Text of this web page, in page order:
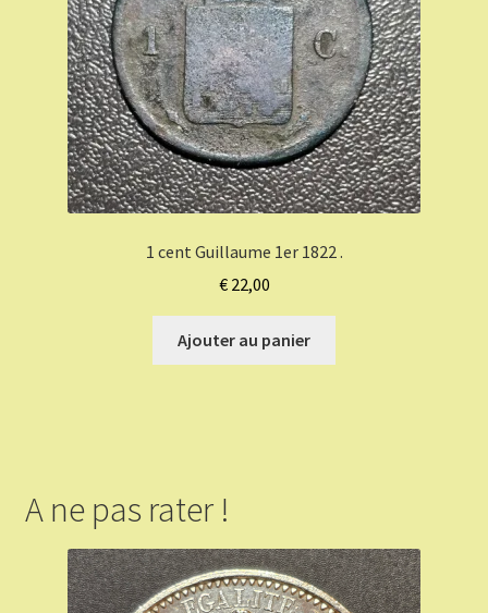
1 cent Guillaume 1er 1822 .
€22,00
Ajouter au panier
A ne pas rater !